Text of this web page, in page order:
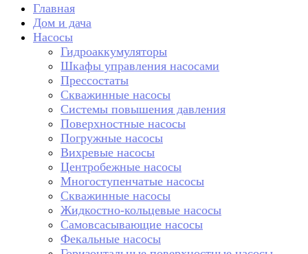
Главная
Дом и дача
Насосы
Гидроаккумуляторы
Шкафы управления насосами
Прессостаты
Скважинные насосы
Системы повышения давления
Поверхностные насосы
Погружные насосы
Вихревые насосы
Центробежные насосы
Многоступенчатые насосы
Скважинные насосы
Жидкостно-кольцевые насосы
Самовсасывающие насосы
Фекальные насосы